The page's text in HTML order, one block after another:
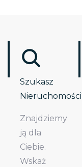
Szukasz
Znajdziemy
ją dla
Ciebie.
Wskaż